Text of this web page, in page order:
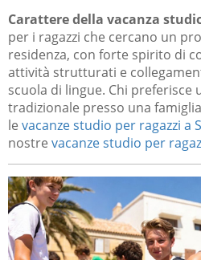
Carattere della vacanza
per i ragazzi che cercano un
residenza, con forte spirito di
attività strutturati e
scuola di lingue. Chi preferisce
tradizionale presso una
le vacanze studio per ragazzi a
nostre vacanze studio per